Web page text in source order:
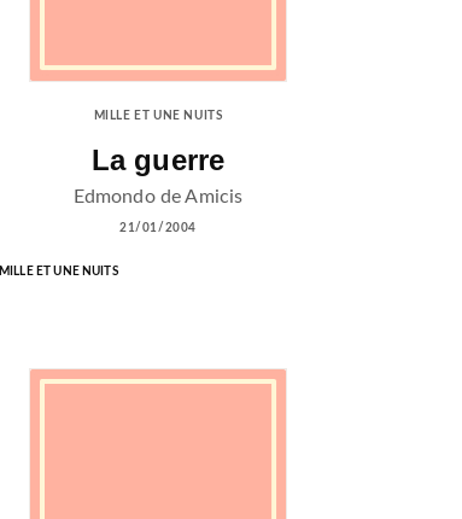
MILLE ET UNE NUITS
La guerre
Edmondo de Amicis
21/01/2004
MILLE ET UNE NUITS